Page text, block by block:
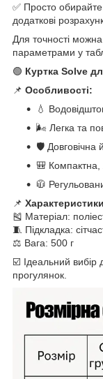
✅ Просто обирайте
додаткові
Для точності можна
параметрами у
🟢 Куртка Solve
📌 Особливості:
💧
🌬️ Легка та
🛡️ Довговічна
🎒 Компактна,
🧥
📌
🎽 Матеріал:
🧵 Підкладка:
⚖️ Вага: 500 г
☑️ Ідеальний вибір
прогулянок.